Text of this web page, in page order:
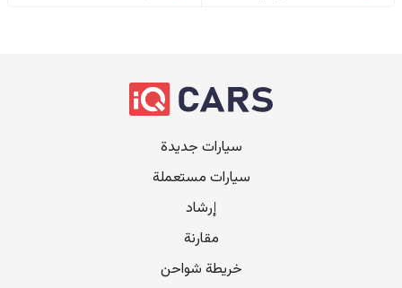
سيارات جديدة
سيارات مستعملة
إرشاد
مقارنة
خريطة شواحن